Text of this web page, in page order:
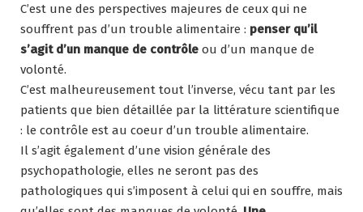
C’est une des perspectives majeures de ceux qui ne
souffrent pas d’un trouble alimentaire : penser qu’il
s’agit d’un manque de contrôle ou d’un manque de
volonté.
C’est malheureusement tout l’inverse, vécu tant par les
patients que bien détaillée par la littérature scientifique
: le contrôle est au coeur d’un trouble alimentaire.
Il s’agit également d’une vision générale des
psychopathologie, elles ne seront pas des
pathologiques qui s’imposent à celui qui en souffre, mais